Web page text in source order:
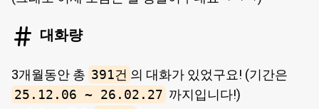
대화량
3개월동안 총 391건 의 대화가 있었구요! (기간은
25.12.06 ~ 26.02.27 까지입니다!)